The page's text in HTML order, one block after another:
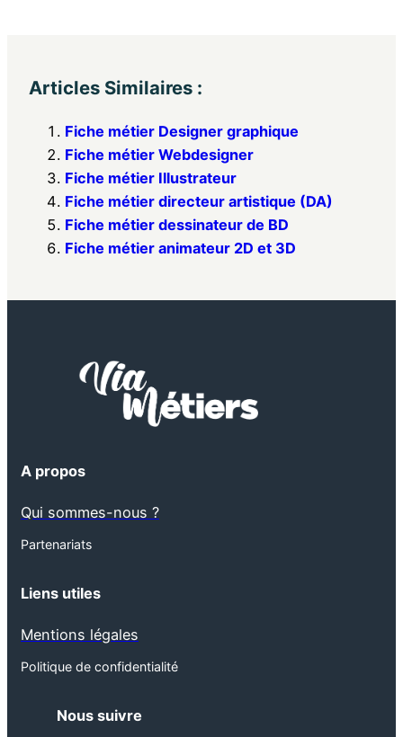
Articles Similaires :
Fiche métier Designer graphique
Fiche métier Webdesigner
Fiche métier Illustrateur
Fiche métier directeur artistique (DA)
Fiche métier dessinateur de BD
Fiche métier animateur 2D et 3D
A propos
Qui sommes-nous ?
Partenariats
Liens utiles
Mentions légales
Politique de confidentialité
Nous suivre